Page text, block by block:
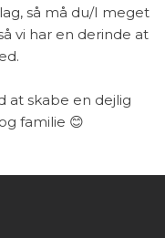
så må du/I meget
vi har en derinde at
at skabe en dejlig
familie 😊